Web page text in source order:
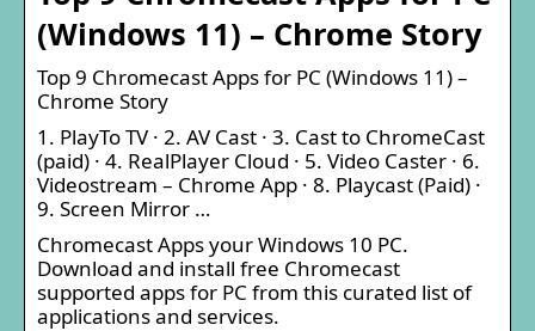
(Windows 11) – Chrome Story
Top 9 Chromecast Apps for PC (Windows 11) –
Chrome Story
1. PlayTo TV · 2. AV Cast · 3. Cast to ChromeCast
(paid) · 4. RealPlayer Cloud · 5. Video Caster · 6.
Videostream – Chrome App · 8. Playcast (Paid) ·
9. Screen Mirror …
Chromecast Apps your Windows 10 PC.
Download and install free Chromecast
supported apps for PC from this curated list of
applications and services.